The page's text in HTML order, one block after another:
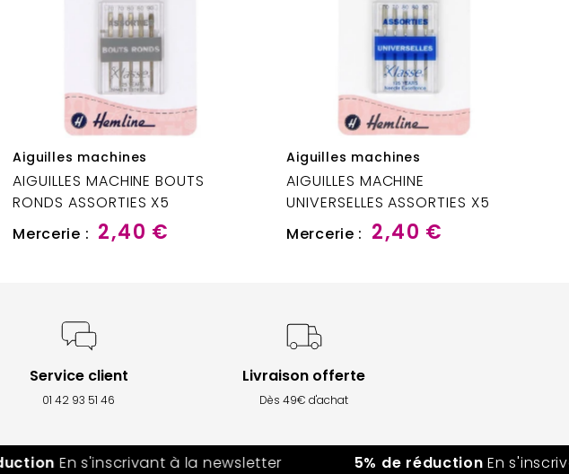
Aiguilles machines
AIGUILLES MACHINE BOUTS
RONDS ASSORTIES X5
Mercerie : 2,40 €
Aiguilles machines
AIGUILLES MACHINE
UNIVERSELLES ASSORTIES X5
Mercerie : 2,40 €
Service client
01 42 93 51 46
Livraison offerte
Dès 49€ d'achat
En s'inscrivant à la newsletter 5% de réductionEn